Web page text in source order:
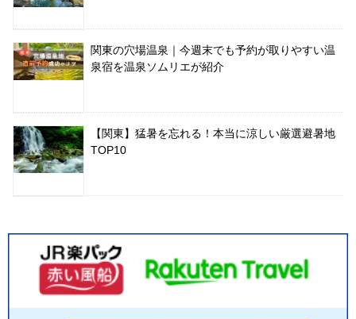
関東の穴場温泉｜今週末でも予約が取りやすい温
泉宿を温泉ソムリエが紹介
【関東】猛暑を忘れる！本当に涼しい厳選避暑地
TOP10